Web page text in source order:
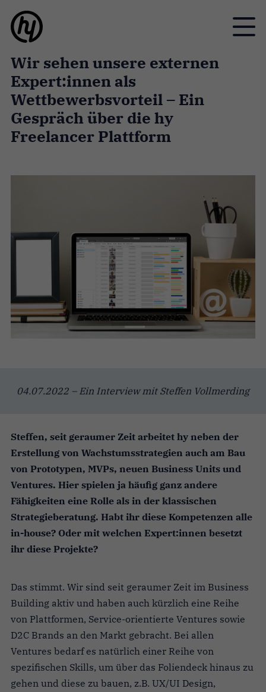
Toggle
Wir sehen unsere externen
Expert:innen als
Wettbewerbsvorteil – Ein
Gespräch über die hy
Freelancer Plattform
04.07.2022 – Ein Interview mit Steffen Vollmerding
Steffen, seit geraumer Zeit arbeitet hy neben der
Erstellung von Wachstumsstrategien auch am Bau
von Prototypen, MVPs, neuen Business Units und
Ventures. Hier spielen ja häufig ganz andere
Fähigkeiten eine Rolle als in der klassischen
Strategieberatung. Habt ihr diese Kompetenzen alle
in-house? Oder mit welchen Expert:innen besetzt
ihr diese Projekte?
Das stimmt. Wir sind seit geraumer Zeit im Business
Building aktiv und haben auch kürzlich eine Reihe
von Plattformen, Service-orientierte Ventures sowie
D2C Brands an den Markt gebracht. Bei allen
Ventures bedarf es natürlich einer Reihe von
spezifischen Skills, um über das Foliendeck hinaus zu
gehen und diese zu bauen, z.B. UX/UI Design,